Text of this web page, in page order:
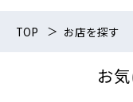
TOP お店を探す
お